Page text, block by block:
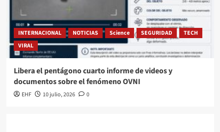
INTERNACIONAL NOTICIAS Science SEGURIDAD
TECH
VIRAL
Libera el pentágono cuarto informe de videos y
documentos sobre el fenómeno OVNI
EHF 10 julio, 2026 0